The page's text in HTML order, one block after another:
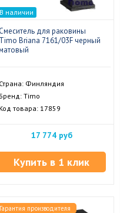
В наличии
Смеситель для раковины
Timo Briana 7161/03F черный
Страна: Финляндия
Бренд: Timo
Код товара: 17859
17 774 руб
Купить в 1 клик
Гарантия производителя